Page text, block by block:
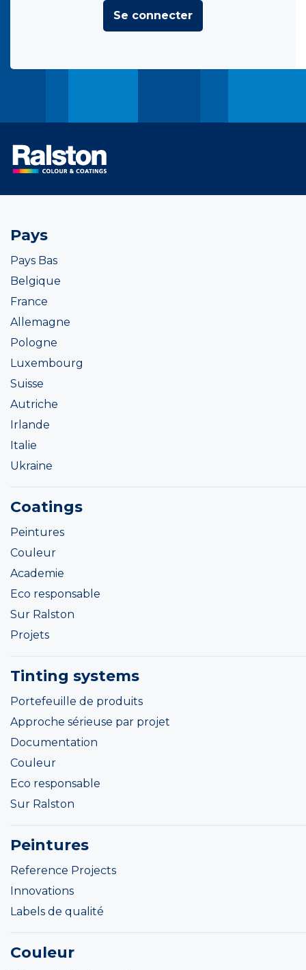
Se connecter
Pays
Pays Bas
Belgique
France
Allemagne
Pologne
Luxembourg
Suisse
Autriche
Irlande
Italie
Ukraine
Coatings
Peintures
Couleur
Academie
Eco responsable
Sur Ralston
Projets
Tinting systems
Portefeuille de produits
Approche sérieuse par projet
Documentation
Couleur
Eco responsable
Sur Ralston
Peintures
Reference Projects
Innovations
Labels de qualité
Couleur